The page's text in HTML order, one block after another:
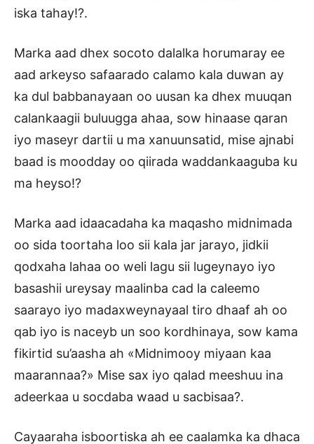
iska tahay!?.
Marka aad dhex socoto dalalka horumaray ee
aad arkeyso safaarado calamo kala duwan ay
ka dul babbanayaan oo uusan ka dhex muuqan
calankaagii buluugga ahaa, sow hinaase qaran
iyo maseyr dartii u ma xanuunsatid, mise ajnabi
baad is moodday oo qiirada waddankaaguba ku
ma heyso!?
Marka aad idaacadaha ka maqasho midnimada
oo sida toortaha loo sii kala jar jarayo, jidkii
qodxaha lahaa oo weli lagu sii lugeynayo iyo
basashii ureysay maalinba cad la caleemo
saarayo iyo madaxweynayaal tiro dhaaf ah oo
qab iyo is naceyb un soo kordhinaya, sow kama
fikirtid su’aasha ah «Midnimooy miyaan kaa
maarannaa?» Mise sax iyo qalad meeshuu ina
adeerkaa u socdaba waad u sacbisaa?.
Cayaaraha isboortiska ah ee caalamka ka dhaca